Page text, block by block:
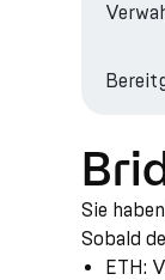
Sie
Sobald
ETH: